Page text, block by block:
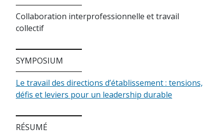
Collaboration interprofessionnelle et travail
collectif
SYMPOSIUM
Le travail des directions d’établissement : tensions,
défis et leviers pour un leadership durable
RÉSUMÉ